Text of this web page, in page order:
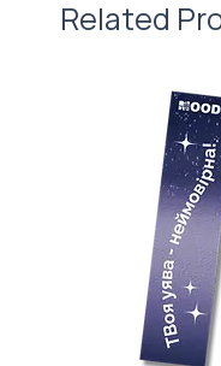
Related